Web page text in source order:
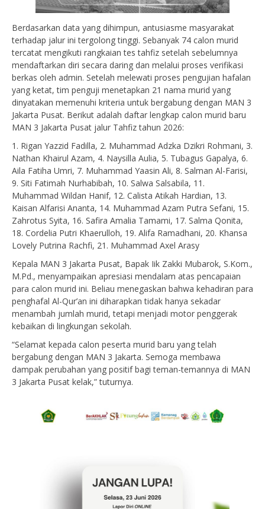
Berdasarkan data yang dihimpun, antusiasme masyarakat
terhadap jalur ini tergolong tinggi. Sebanyak 74 calon murid
tercatat mengikuti rangkaian tes tahfiz setelah sebelumnya
mendaftarkan diri secara daring dan melalui proses verifikasi
berkas oleh admin. Setelah melewati proses pengujian hafalan
yang ketat, tim penguji menetapkan 21 nama murid yang
dinyatakan memenuhi kriteria untuk bergabung dengan MAN 3
Jakarta Pusat. Berikut adalah daftar lengkap calon murid baru
MAN 3 Jakarta Pusat jalur Tahfiz tahun 2026:
1. Rigan Yazzid Fadilla, 2. Muhammad Adzka Dzikri Rohmani, 3.
Nathan Khairul Azam, 4. Naysilla Aulia, 5. Tubagus Gapalya, 6.
Aila Fatiha Umri, 7. Muhammad Yaasin Ali, 8. Salman Al-Farisi,
9. Siti Fatimah Nurhabibah, 10. Salwa Salsabila, 11.
Muhammad Wildan Hanif, 12. Calista Atikah Hardian, 13.
Kaisan Alfarisi Ananta, 14. Muhammad Azam Putra Sefani, 15.
Zahrotus Syita, 16. Safira Amalia Tamami, 17. Salma Qonita,
18. Cordelia Putri Khaerulloh, 19. Alifa Ramadhani, 20. Khansa
Lovely Putrina Rachfi, 21. Muhammad Axel Arasy
Kepala MAN 3 Jakarta Pusat, Bapak Iik Zakki Mubarok, S.Kom.,
M.Pd., menyampaikan apresiasi mendalam atas pencapaian
para calon murid ini. Beliau menegaskan bahwa kehadiran para
penghafal Al-Qur’an ini diharapkan tidak hanya sekadar
menambah jumlah murid, tetapi menjadi motor penggerak
kebaikan di lingkungan sekolah.
“Selamat kepada calon peserta murid baru yang telah
bergabung dengan MAN 3 Jakarta. Semoga membawa
dampak perubahan yang positif bagi teman-temannya di MAN
3 Jakarta Pusat kelak,” tuturnya.